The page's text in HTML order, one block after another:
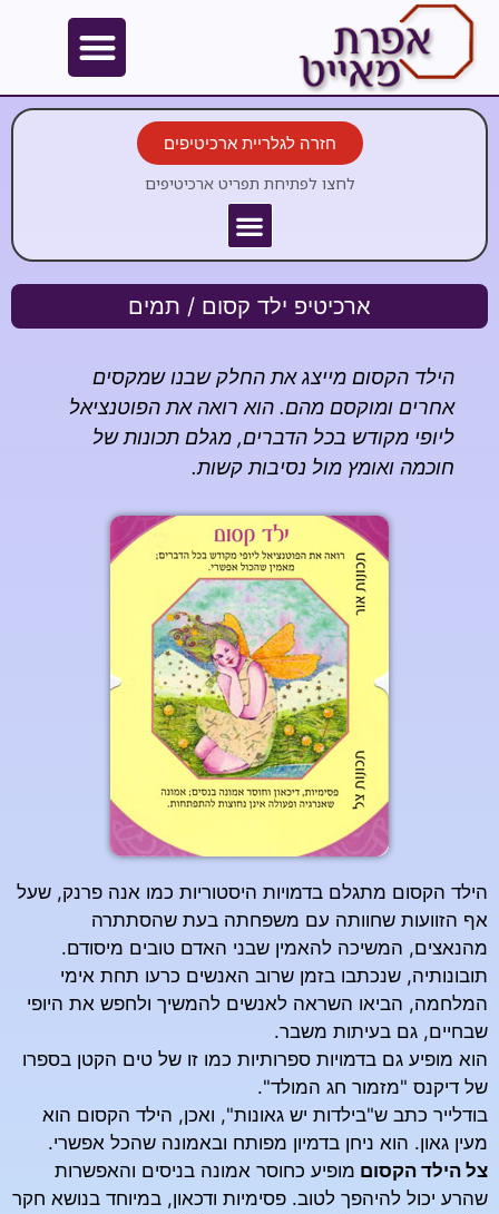
חזרה לגלריית ארכיטיפים
לחצו לפתיחת תפריט ארכיטיפים
ארכיטיפ ילד קסום / תמים
הילד הקסום מייצג את החלק שבנו שמקסים
אחרים ומוקסם מהם. הוא רואה את הפוטנציאל
ליופי מקודש בכל הדברים, מגלם תכונות של
חוכמה ואומץ מול נסיבות קשות.
הילד הקסום מתגלם בדמויות היסטוריות כמו אנה פרנק, שעל
אף הזוועות שחוותה עם משפחתה בעת שהסתתרה
מהנאצים, המשיכה להאמין שבני האדם טובים מיסודם.
תובונותיה, שנכתבו בזמן שרוב האנשים כרעו תחת אימי
המלחמה, הביאו השראה לאנשים להמשיך ולחפש את היופי
שבחיים, גם בעיתות משבר.
הוא מופיע גם בדמויות ספרותיות כמו זו של טים הקטן בספרו
של דיקנס "מזמור חג המולד".
בודלייר כתב ש"בילדות יש גאונות", ואכן, הילד הקסום הוא
מעין גאון. הוא ניחן בדמיון מפותח ובאמונה שהכל אפשרי.
צל הילד הקסום מופיע כחוסר אמונה בניסים והאפשרות
שהרע יכול להיהפך לטוב. פסימיות ודכאון, במיוחד בנושא חקר